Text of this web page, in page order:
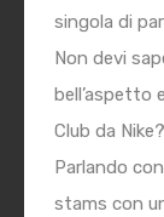
singola di
Non devi
bell’aspetto
Club da Nike?
Parlando
stams con